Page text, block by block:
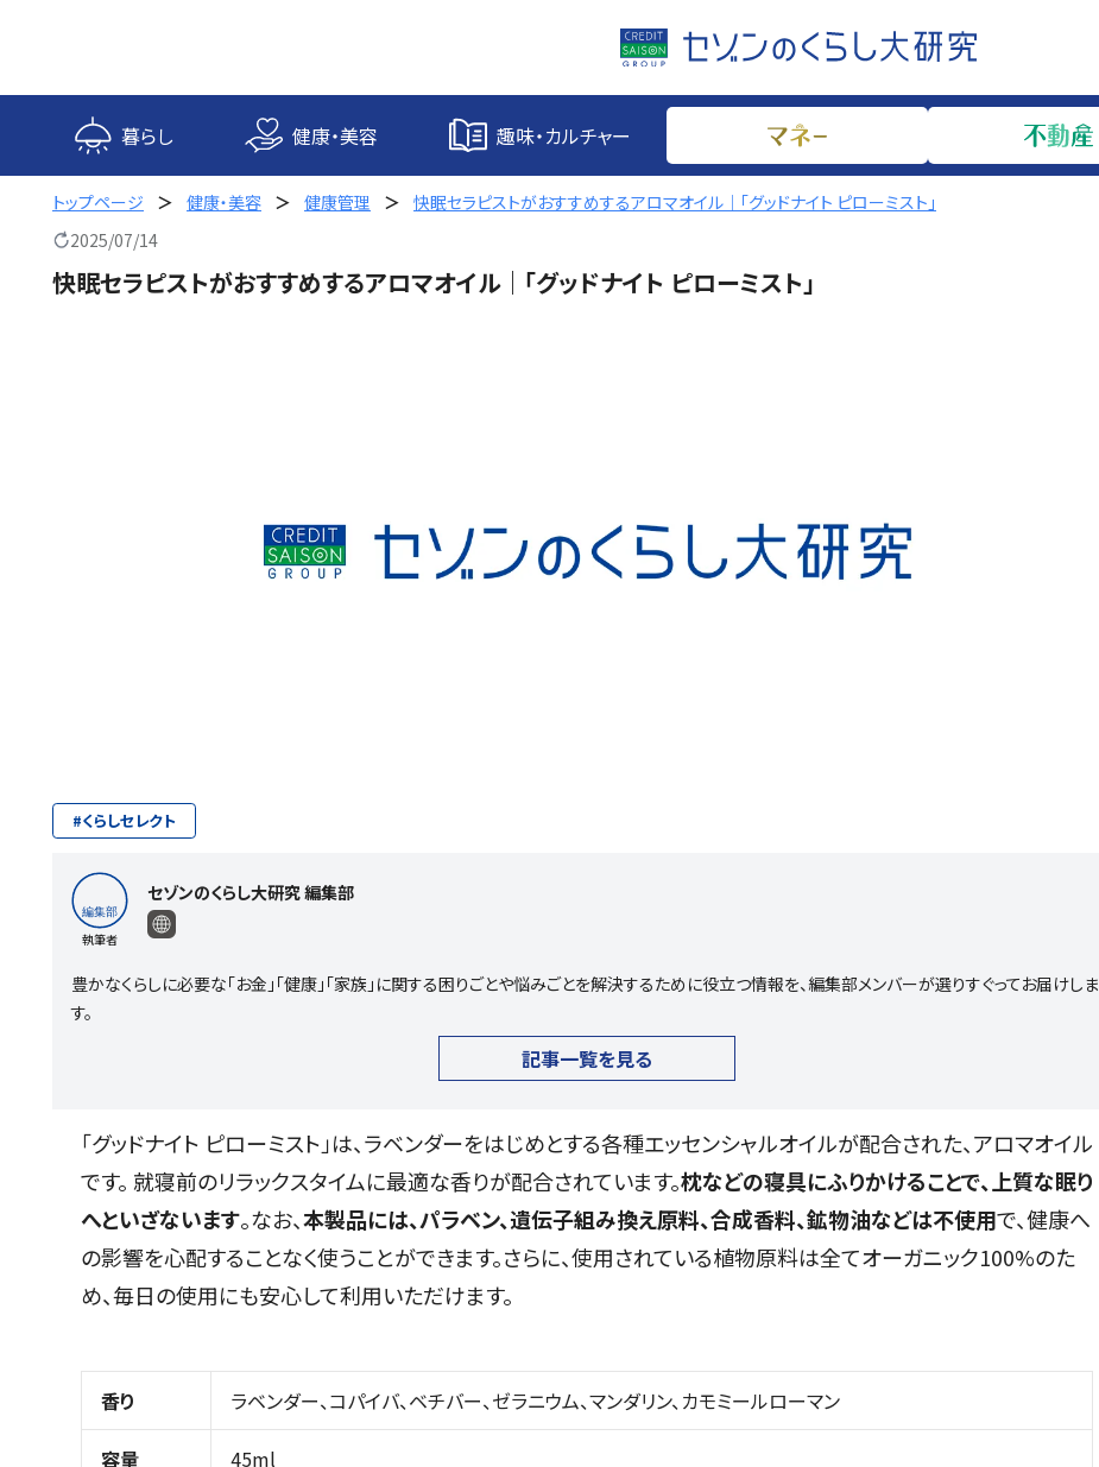
ス
プ
暮らし 健康・美容 趣味・カルチャー
トップページ 健康・美容 健康管理
快眠セラピストがおすすめするアロマオイル｜「グッドナイト ピローミスト」
2025/07/14
快眠セラピストがおすすめするアロマオイル｜「グッドナイト ピローミスト」
#くらしセレクト
執筆者
セゾンのくらし大研究 編集部
豊かなくらしに必要な「お金」「健康」「家族」に関する困りごとや悩みごとを解決するために役立つ情報を、編集部メンバーが選りすぐってお届けしま
す。
記事一覧を見る
「グッドナイト ピローミスト」は、ラベンダーをはじめとする各種エッセンシャルオイルが配合された、アロマオイル
です。 就寝前のリラックスタイムに最適な香りが配合されています。枕などの寝具にふりかけることで、上質な眠り
へといざないます。なお、本製品には、パラベン、遺伝子組み換え原料、合成香料、鉱物油などは不使用で、健康へ
の影響を心配することなく使うことができます。さらに、使用されている植物原料は全てオーガニック100%のた
め、毎日の使用にも安心して利用いただけます。
香り ラベンダー、コパイバ、ベチバー、ゼラニウム、マンダリン、カモミールローマン
容量 45ml